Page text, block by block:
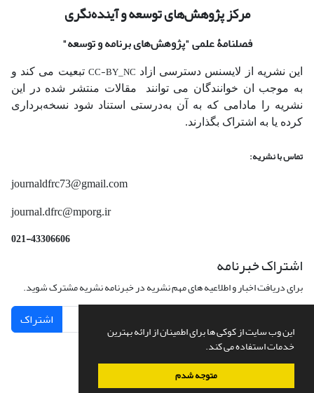
این وب سایت از کوکی ها برای اطمینان از ارائه بهترین
خدمات استفاده می کند.
متوجه شدم
مرکز پژوهش‌های توسعه و آینده‌نگری
فصلنامۀ علمی"پژوهش‌های برنامه و توسعه"
این نشریه از لایسنس دسترسی ازاد CC-BY_NC تبعیت می کند و
به موجب ان خوانندگان می توانند مقالات منتشر شده در این
نشریه را مادامی که به آن‌ به‌درستی استناد شود نسخه‌برداری
کرده یا به اشتراک بگذارند.
تماس با نشریه:
journaldfrc73@gmail.com
journal.dfrc@mporg.ir
021-43306606
اشتراک خبرنامه
برای دریافت اخبار و اطلاعیه های مهم نشریه در خبرنامه نشریه مشترک شوید.
اشتراک
سامانه مدیریت نشریات علمی.طراحی و پیاده سازی ازسیناوب